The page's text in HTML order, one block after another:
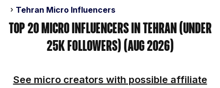
Tehran Micro Influencers
Top 20 Micro Influencers in Tehran (Under
25k Followers) (Aug 2026)
See micro creators with possible affiliate